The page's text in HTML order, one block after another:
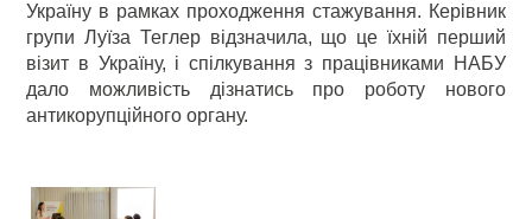
Україну в рамках проходження стажування. Керівник
групи Луїза Теглер відзначила, що це їхній перший
візит в Україну, і спілкування з працівниками НАБУ
дало можливість дізнатись про роботу нового
антикорупційного органу.